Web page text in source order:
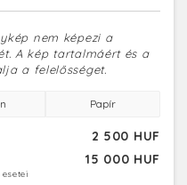
nem képezi a
A kép tartalmáért és a
a felelősséget.
Papír
2 500 HUF
15 000 HUF